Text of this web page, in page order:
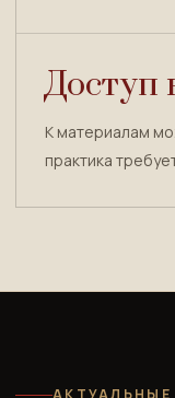
Доступ
К материалам
практика